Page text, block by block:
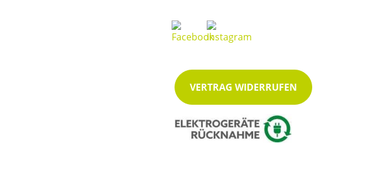
VERTRAG WIDERRUFEN